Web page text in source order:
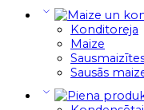
Konditoreja
Maize
Sausās